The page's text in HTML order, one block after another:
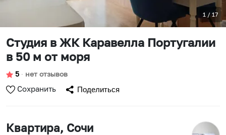
1 /17
Студия в ЖК Каравелла Португалии
в 50 м от моря
5 ∙ нет отзывов
Сохранить Поделиться
Квартира, Сочи